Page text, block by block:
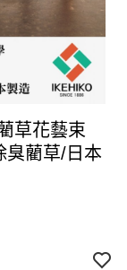
草花藝束
臭藺草/日本